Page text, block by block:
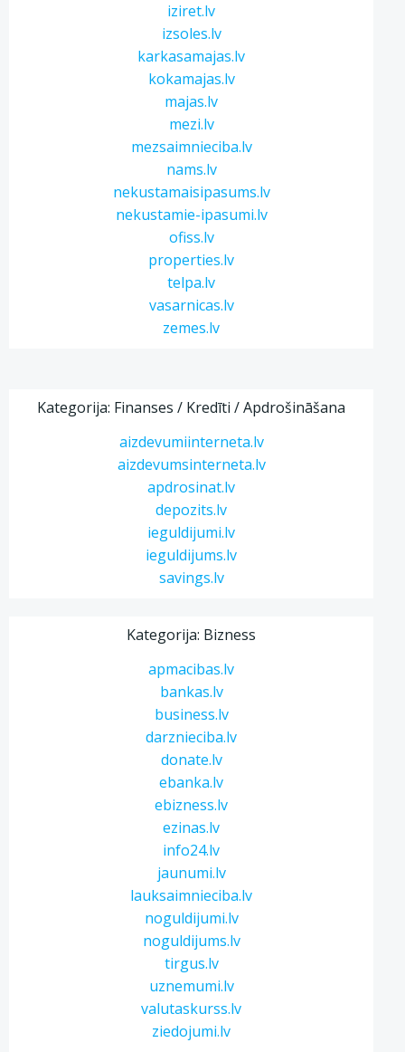
iziret.lv
izsoles.lv
karkasamajas.lv
kokamajas.lv
majas.lv
mezi.lv
mezsaimnieciba.lv
nams.lv
nekustamaisipasums.lv
nekustamie-ipasumi.lv
ofiss.lv
properties.lv
telpa.lv
vasarnicas.lv
zemes.lv
Kategorija: Finanses / Kredīti / Apdrošināšana
aizdevumiinterneta.lv
aizdevumsinterneta.lv
apdrosinat.lv
depozits.lv
ieguldijumi.lv
ieguldijums.lv
savings.lv
Kategorija: Bizness
apmacibas.lv
bankas.lv
business.lv
darznieciba.lv
donate.lv
ebanka.lv
ebizness.lv
ezinas.lv
info24.lv
jaunumi.lv
lauksaimnieciba.lv
noguldijumi.lv
noguldijums.lv
tirgus.lv
uznemumi.lv
valutaskurss.lv
ziedojumi.lv